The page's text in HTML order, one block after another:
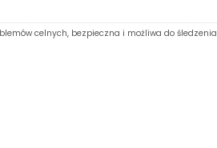
celnych, bezpieczna i możliwa do śledzenia